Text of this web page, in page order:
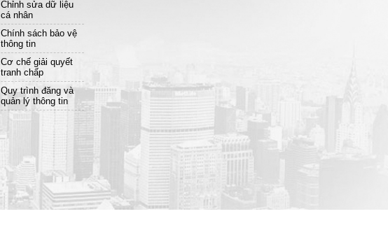
Chỉnh sửa dữ liệu
cá nhân
Chính sách bảo vệ
thông tin
Cơ chế giải quyết
tranh chấp
Quy trình đăng và
quản lý thông tin